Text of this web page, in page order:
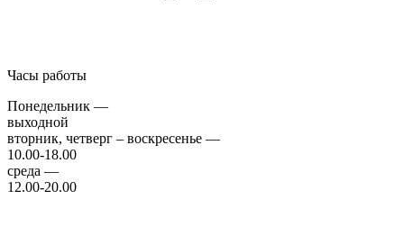
Часы работы
Понедельник —
выходной
вторник, четверг – воскресенье —
10.00-18.00
среда —
12.00-20.00